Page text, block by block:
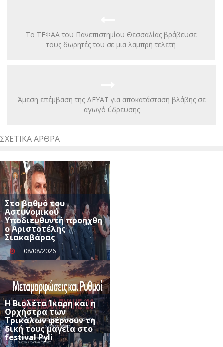
Το ΤΕΦΑΑ του Πανεπιστημίου Θεσσαλίας βράβευσε
τους δωρητές του σε μια λαμπρή τελετή
Άμεση επέμβαση της ΔΕΥΑΤ για αποκατάσταση βλάβης σε
αγωγό ύδρευσης
ΣΧΕΤΙΚΆ ΆΡΘΡΑ
Στο βαθμό του
Αστυνομικού
Υποδιευθυντή προήχθη
ο Αριστοτέλης
Σιακαβάρας
08/08/2026
Η Βιολέτα Ίκαρη και η
Ορχήστρα των
Τρικάλων φέρνουν τη
δική τους μαγεία στο
festival Pyli